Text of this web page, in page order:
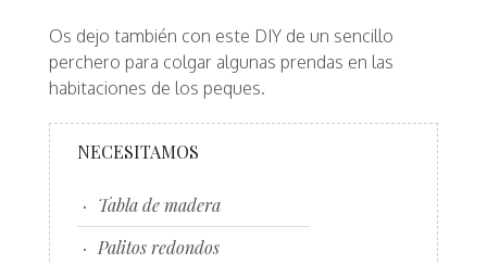
Os dejo también con este DIY de un sencillo
perchero para colgar algunas prendas en las
habitaciones de los peques.
NECESITAMOS
Tabla de madera
Palitos redondos